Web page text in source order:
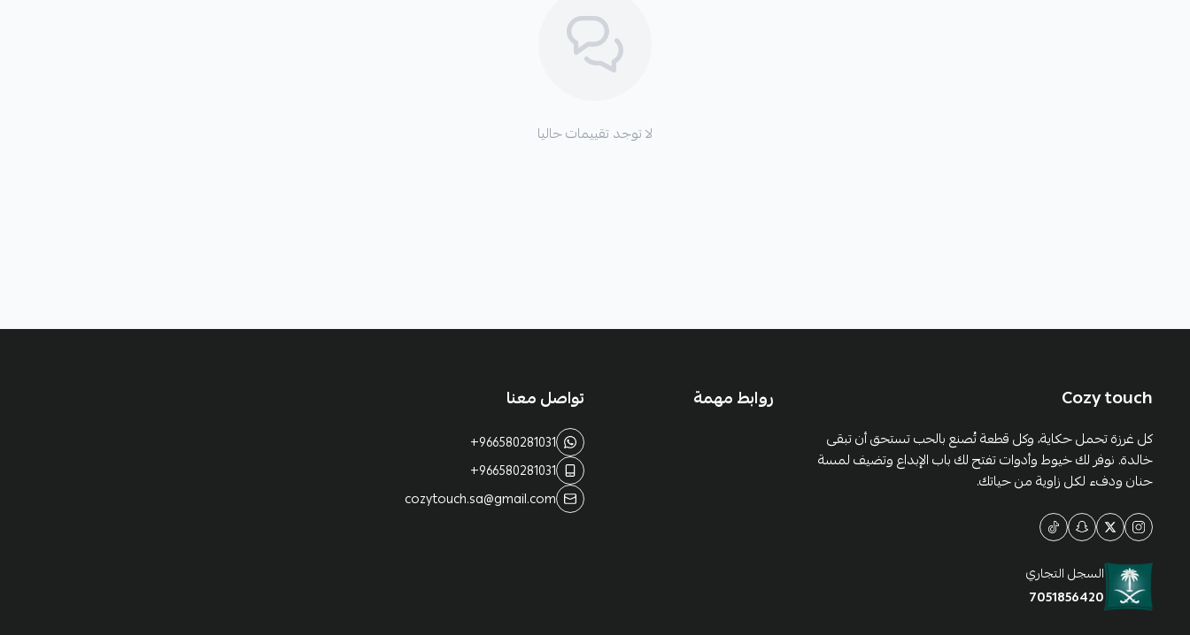
لا توجد تقييمات حاليا
Cozy touch
كل غرزة تحمل حكاية، وكل قطعة تُصنع بالحب تستحق أن تبقى
خالدة. نوفر لك خيوط وأدوات تفتح لك باب الإبداع وتضيف لمسة
حنان ودفء لكل زاوية من حياتك.
السجل التجاري
7051856420
روابط مهمة تواصل معنا
+966580281031
+966580281031
cozytouch.sa@gmail.com